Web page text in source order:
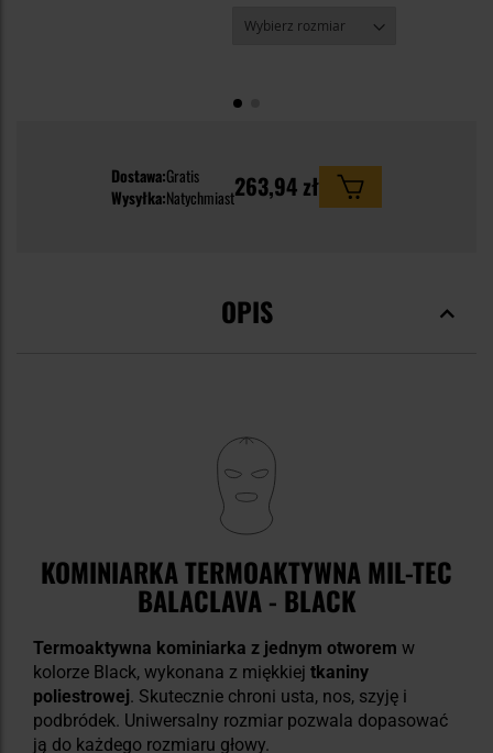
Dostawa:Gratis
Wysyłka:Natychmiast263,94 zł
OPIS
KOMINIARKA TERMOAKTYWNA MIL-TEC
BALACLAVA - BLACK
Termoaktywna kominiarka z jednym otworem w
kolorze Black, wykonana z miękkiej tkaniny
poliestrowej. Skutecznie chroni usta, nos, szyję i
podbródek. Uniwersalny rozmiar pozwala dopasować
ją do każdego rozmiaru głowy.